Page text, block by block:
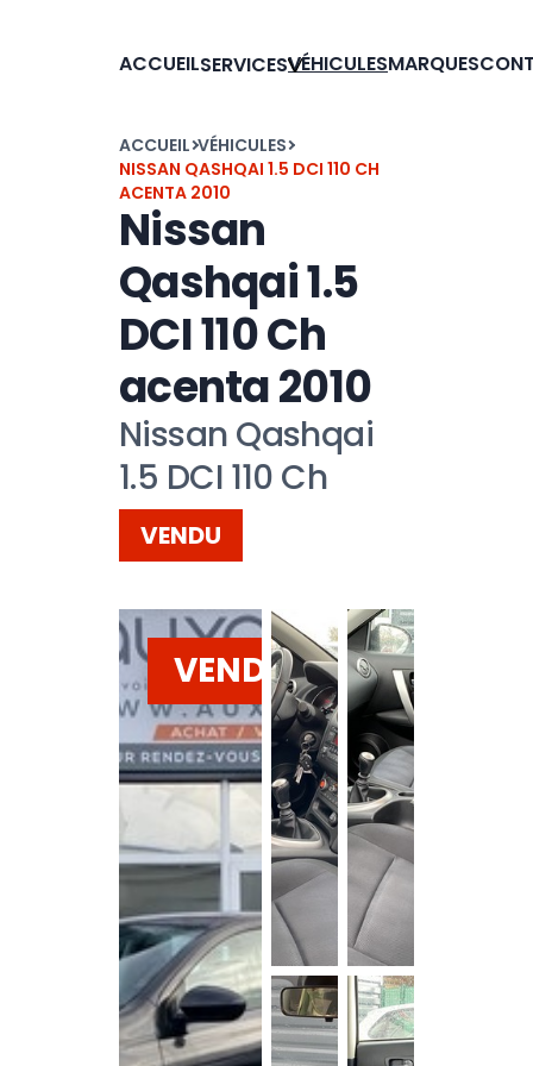
ACCUEILSERVICESVÉHICULESMARQUES
ACCUEIL VÉHICULES
NISSAN QASHQAI 1.5 DCI 110 CH
ACENTA 2010
Nissan
Qashqai 1.5
DCI 110 Ch
acenta 2010
Nissan Qashqai
1.5 DCI 110 Ch
VENDU
VENDU